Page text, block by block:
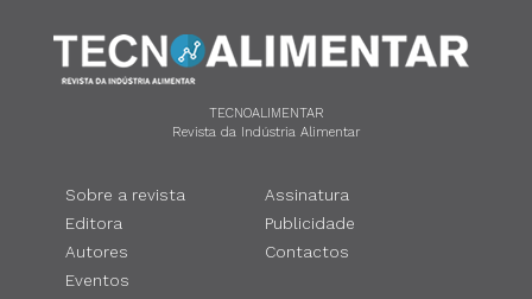
TECNOALIMENTAR
Revista da Indústria Alimentar
Sobre a revista
Editora
Autores
Eventos
Assinatura
Publicidade
Contactos